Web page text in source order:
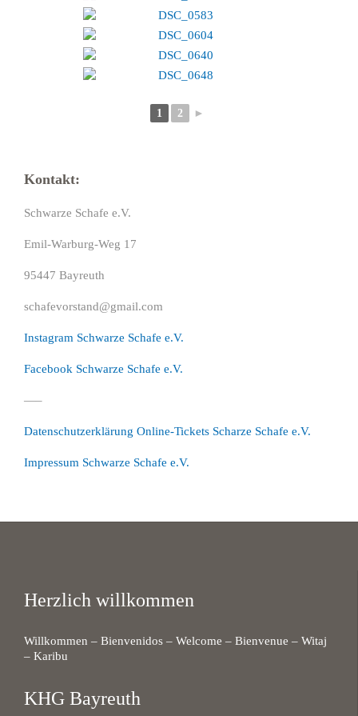
1 2 ►
Kontakt:
Schwarze Schafe e.V.
Emil-Warburg-Weg 17
95447 Bayreuth
schafevorstand@gmail.com
Instagram Schwarze Schafe e.V.
Facebook Schwarze Schafe e.V.
—–
Datenschutzerklärung Online-Tickets Scharze Schafe e.V.
Impressum Schwarze Schafe e.V.
Herzlich willkommen
Willkommen – Bienvenidos – Welcome – Bienvenue – Witaj
– Karibu
KHG Bayreuth